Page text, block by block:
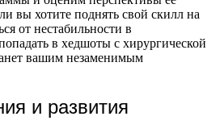
вы хотите поднять свой скилл на
от нестабильности в
в хедшоты с хирургической
вашим незаменимым
и развития